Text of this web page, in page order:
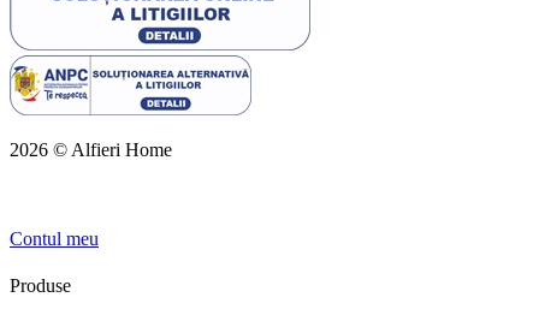
2026 © Alfieri Home
Contul meu
Produse